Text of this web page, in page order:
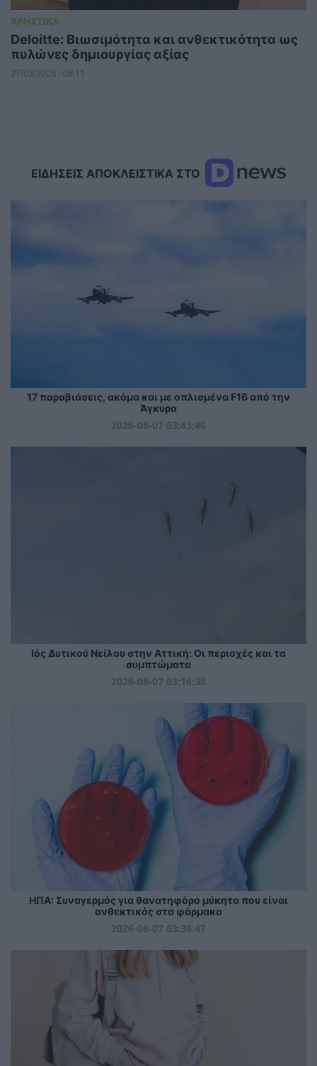
ΧΡΗΣΤΙΚΑ
Deloitte: Βιωσιμότητα και ανθεκτικότητα ως
πυλώνες δημιουργίας αξίας
27/03/2026 - 08:11
ΕΙΔΗΣΕΙΣ ΑΠΟΚΛΕΙΣΤΙΚΑ ΣΤΟ
17 παραβιάσεις, ακόμα και με οπλισμένα F16 από την
Άγκυρα
2026-08-07 03:43:46
Ιός Δυτικού Νείλου στην Αττική: Οι περιοχές και τα
συμπτώματα
2026-08-07 03:16:38
ΗΠΑ: Συναγερμός για θανατηφόρο μύκητα που είναι
ανθεκτικός στα φάρμακα
2026-08-07 03:36:47